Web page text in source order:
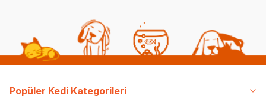
Popüler Kedi Kategorileri